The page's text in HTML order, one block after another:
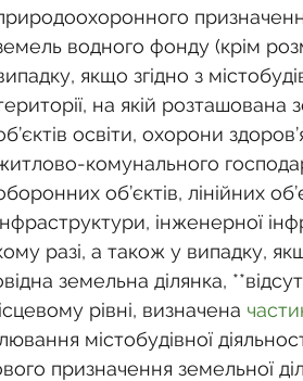
водного фонду (крім
якщо згідно з
на якій
освіти, охорони
комунального
об’єктів, лінійних
інженерної
разі, а також у випадку,
земельна ділянка,
рівні, визначена
містобудівної
призначення земельної